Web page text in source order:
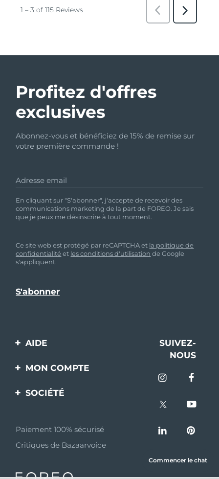
Profitez d'offres
exclusives
Abonnez-vous et bénéficiez de 15% de remise sur
votre première commande !
Adresse email
En cliquant sur "S'abonner", j'accepte de recevoir des
communications marketing de la part de FOREO. Je sais
que je peux me désinscrire à tout moment.
Ce site web est protégé par reCAPTCHA et la politique de
confidentialité et les conditions d'utilisation de Google
s'appliquent.
AIDE
Contactez-nous
livraisons
Questions et réponses
Informations sur la
SUIVEZ-
NOUS
MON COMPTE
Enregistrement produit
SOCIÉTÉ
Programme d’affiliation
Nouvelles d'affiliation
Paiement 100% sécurisé
Critiques de Bazaarvoice
Commencer le chat